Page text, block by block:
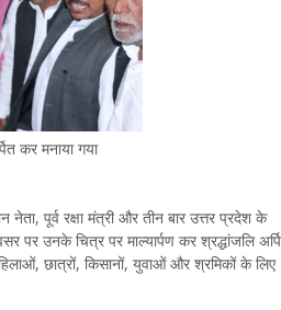
कर मनाया गया
नेता, पूर्व रक्षा मंत्री और तीन बार उत्तर प्रदेश के
पर उनके चित्र पर माल्यार्पण कर श्रद्धांजलि
छात्रों, किसानों, युवाओं और श्रमिकों के लिए